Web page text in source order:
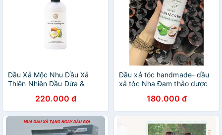
Dầu Xả Mộc Nhu Dầu Xả
Thiên Nhiên Dầu Dừa &
220.000 đ
Dầu xả tóc handmade- dầu
xả tóc Nha Đam thảo dược
180.000 đ